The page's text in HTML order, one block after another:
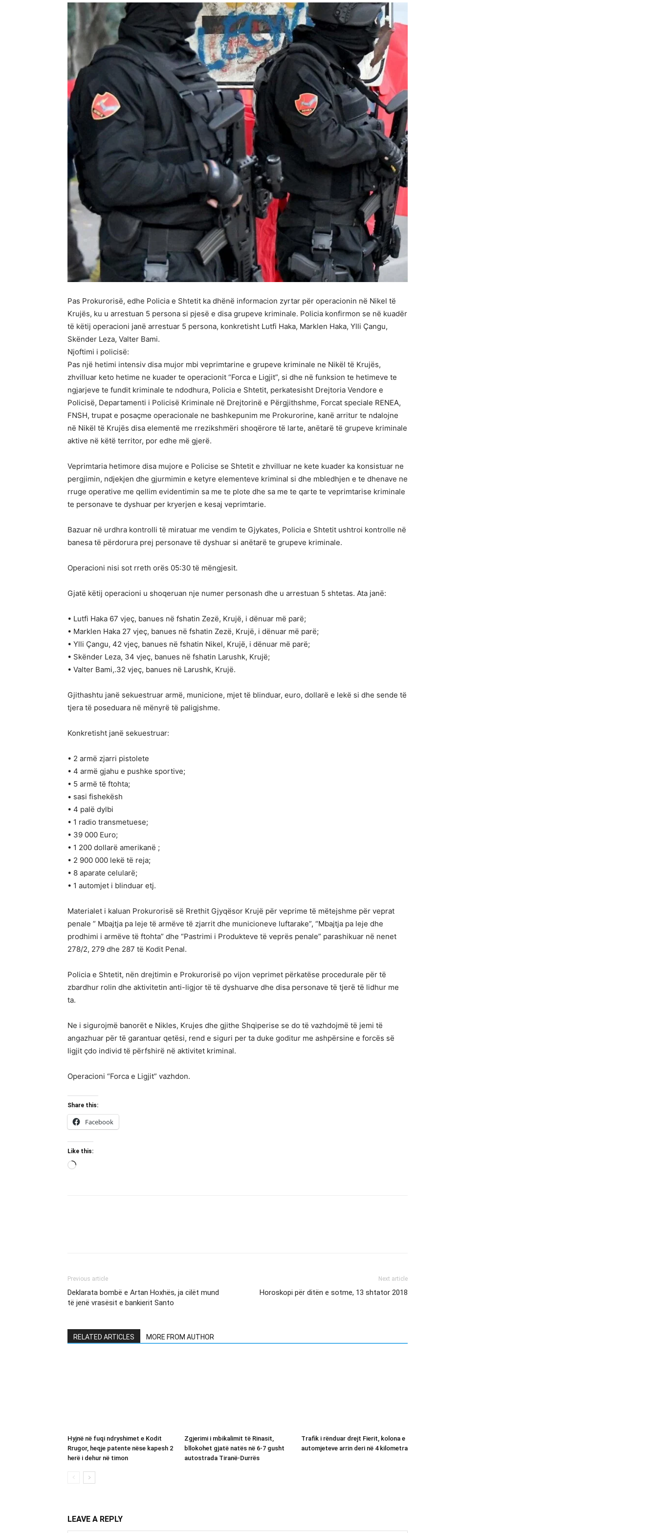
Pas Prokurorisë, edhe Policia e Shtetit ka dhënë informacion zyrtar për operacionin në Nikel të
Krujës, ku u arrestuan 5 persona si pjesë e disa grupeve kriminale. Policia konfirmon se në kuadër
të këtij operacioni janë arrestuar 5 persona, konkretisht Lutfi Haka, Marklen Haka, Ylli Çangu,
Skënder Leza, Valter Bami.
Njoftimi i policisë:
Pas një hetimi intensiv disa mujor mbi veprimtarine e grupeve kriminale ne Nikël të Krujës,
zhvilluar keto hetime ne kuader te operacionit “Forca e Ligjit”, si dhe në funksion te hetimeve te
ngjarjeve te fundit kriminale te ndodhura, Policia e Shtetit, perkatesisht Drejtoria Vendore e
Policisë, Departamenti i Policisë Kriminale në Drejtorinë e Përgjithshme, Forcat speciale RENEA,
FNSH, trupat e posaçme operacionale ne bashkepunim me Prokurorine, kanë arritur te ndalojne
në Nikël të Krujës disa elementë me rrezikshmëri shoqërore të larte, anëtarë të grupeve kriminale
aktive në këtë territor, por edhe më gjerë.
Veprimtaria hetimore disa mujore e Policise se Shtetit e zhvilluar ne kete kuader ka konsistuar ne
pergjimin, ndjekjen dhe gjurmimin e ketyre elementeve kriminal si dhe mbledhjen e te dhenave ne
rruge operative me qellim evidentimin sa me te plote dhe sa me te qarte te veprimtarise kriminale
te personave te dyshuar per kryerjen e kesaj veprimtarie.
Bazuar në urdhra kontrolli të miratuar me vendim te Gjykates, Policia e Shtetit ushtroi kontrolle në
banesa të përdorura prej personave të dyshuar si anëtarë te grupeve kriminale.
Operacioni nisi sot rreth orës 05:30 të mëngjesit.
Gjatë këtij operacioni u shoqeruan nje numer personash dhe u arrestuan 5 shtetas. Ata janë:
• Lutfi Haka 67 vjeç, banues në fshatin Zezë, Krujë, i dënuar më parë;
• Marklen Haka 27 vjeç, banues në fshatin Zezë, Krujë, i dënuar më parë;
• Ylli Çangu, 42 vjeç, banues në fshatin Nikel, Krujë, i dënuar më parë;
• Skënder Leza, 34 vjeç, banues në fshatin Larushk, Krujë;
• Valter Bami,.32 vjeç, banues në Larushk, Krujë.
Gjithashtu janë sekuestruar armë, municione, mjet të blinduar, euro, dollarë e lekë si dhe sende të
tjera të poseduara në mënyrë të paligjshme.
Konkretisht janë sekuestruar:
• 2 armë zjarri pistolete
• 4 armë gjahu e pushke sportive;
• 5 armë të ftohta;
• sasi fishekësh
• 4 palë dylbi
• 1 radio transmetuese;
• 39 000 Euro;
• 1 200 dollarë amerikanë ;
• 2 900 000 lekë të reja;
• 8 aparate celularë;
• 1 automjet i blinduar etj.
Materialet i kaluan Prokurorisë së Rrethit Gjyqësor Krujë për veprime të mëtejshme për veprat
penale ” Mbajtja pa leje të armëve të zjarrit dhe municioneve luftarake”, “Mbajtja pa leje dhe
prodhimi i armëve të ftohta” dhe “Pastrimi i Produkteve të veprës penale” parashikuar në nenet
278/2, 279 dhe 287 të Kodit Penal.
Policia e Shtetit, nën drejtimin e Prokurorisë po vijon veprimet përkatëse procedurale për të
zbardhur rolin dhe aktivitetin anti-ligjor të të dyshuarve dhe disa personave të tjerë të lidhur me
ta.
Ne i sigurojmë banorët e Nikles, Krujes dhe gjithe Shqiperise se do të vazhdojmë të jemi të
angazhuar për të garantuar qetësi, rend e siguri per ta duke goditur me ashpërsine e forcës së
ligjit çdo individ të përfshirë në aktivitet kriminal.
Operacioni “Forca e Ligjit” vazhdon.
Share this:
Facebook
Like this:
Previous article
Deklarata bombë e Artan Hoxhës, ja cilët mund
të jenë vrasësit e bankierit Santo
Next article
Horoskopi për ditën e sotme, 13 shtator 2018
RELATED ARTICLES MORE FROM AUTHOR
Hyjnë në fuqi ndryshimet e Kodit
Rrugor, heqje patente nëse kapesh 2
herë i dehur në timon
Zgjerimi i mbikalimit të Rinasit,
bllokohet gjatë natës në 6-7 gusht
autostrada Tiranë-Durrës
Trafik i rënduar drejt Fierit, kolona e
automjeteve arrin deri në 4 kilometra
LEAVE A REPLY